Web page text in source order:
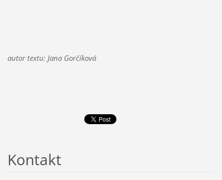
autor textu: Jana Gorčíková
Kontakt